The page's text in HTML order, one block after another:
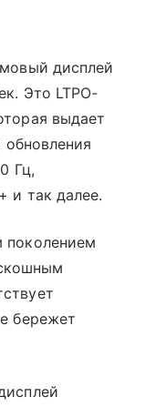
дисплей
Это LTPO-
выдает
обновления
Гц,
и так далее.
бережет